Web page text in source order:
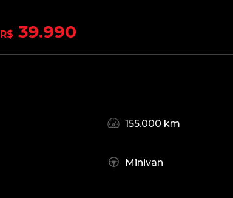
R$ 39.990
155.000 km
Minivan